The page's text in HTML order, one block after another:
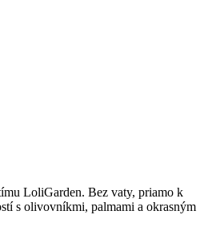
LoliGarden. Bez vaty, priamo k
s olivovníkmi, palmami a okrasným